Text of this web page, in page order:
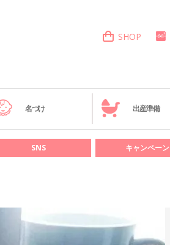
SHOP
名づけ 出産準備
SNS キャンペーン